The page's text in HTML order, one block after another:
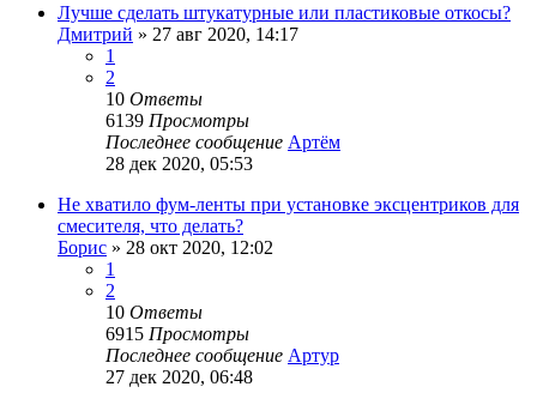
Лучше сделать штукатурные или пластиковые откосы?
Дмитрий » 27 авг 2020, 14:17
1
2
10 Ответы
6139 Просмотры
Последнее сообщение Артём
28 дек 2020, 05:53
Не хватило фум-ленты при установке эксцентриков для
смесителя, что делать?
Борис » 28 окт 2020, 12:02
1
2
10 Ответы
6915 Просмотры
Последнее сообщение Артур
27 дек 2020, 06:48